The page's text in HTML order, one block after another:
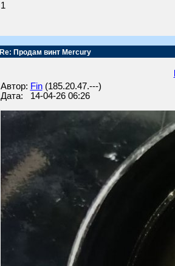
1
Re: Продам винт Mercury
Автор: Fin(185.20.47.---)
Дата: 14-04-26 06:26